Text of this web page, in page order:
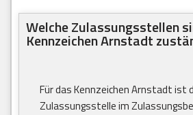
Welche Zulassungsstellen
Kennzeichen Arnstadt
Für das Kennzeichen Arnstadt ist
Zulassungsstelle im